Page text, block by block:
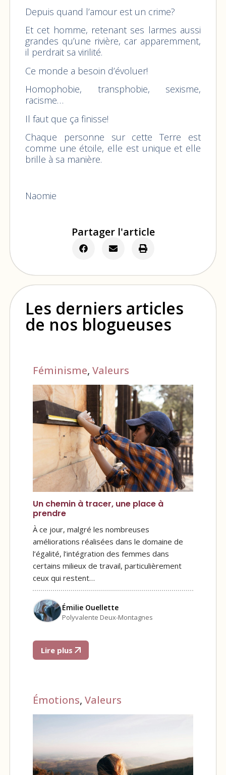
Depuis quand l’amour est un crime?
Et cet homme, retenant ses larmes aussi
grandes qu’une rivière, car apparemment,
il perdrait sa virilité.
Ce monde a besoin d’évoluer!
Homophobie, transphobie, sexisme,
racisme…
Il faut que ça finisse!
Chaque personne sur cette Terre est
comme une étoile, elle est unique et elle
brille à sa manière.
Naomie
Partager l'article
Les derniers articles
de nos blogueuses
Féminisme, Valeurs
Un chemin à tracer, une place à
prendre
À ce jour, malgré les nombreuses
améliorations réalisées dans le domaine de
l’égalité, l’intégration des femmes dans
certains milieux de travail, particulièrement
ceux qui restent…
Émilie Ouellette
Polyvalente Deux-Montagnes
Lire plus
Émotions, Valeurs